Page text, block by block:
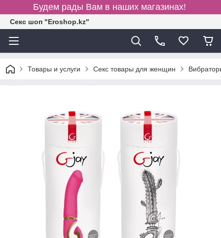
Будем рады Вам в наших магазинах!
Секс шоп "Eroshop.kz"
Товары и услуги Секс товары для женщин